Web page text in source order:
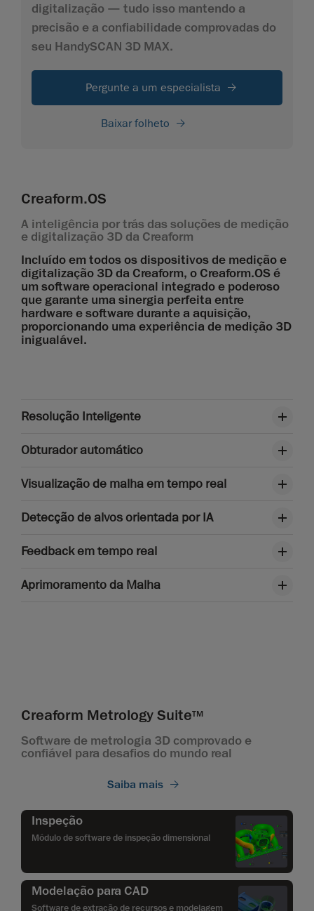
digitalização — tudo isso mantendo a
precisão e a confiabilidade comprovadas do
seu HandySCAN 3D MAX.
Pergunte a um especialista
Baixar folheto
Creaform.OS
A inteligência por trás das soluções de medição
e digitalização 3D da Creaform
Incluído em todos os dispositivos de medição e
digitalização 3D da Creaform, o Creaform.OS é
um software operacional integrado e poderoso
que garante uma sinergia perfeita entre
hardware e software durante a aquisição,
proporcionando uma experiência de medição 3D
inigualável.
Resolução Inteligente
Obturador automático
Visualização de malha em tempo real
Detecção de alvos orientada por IA
Feedback em tempo real
Aprimoramento da Malha
Creaform Metrology SuiteTM
Software de metrologia 3D comprovado e
confiável para desafios do mundo real
Saiba mais
Inspeção
Módulo de software de inspeção dimensional
Modelação para CAD
Software de extração de recursos e modelagem